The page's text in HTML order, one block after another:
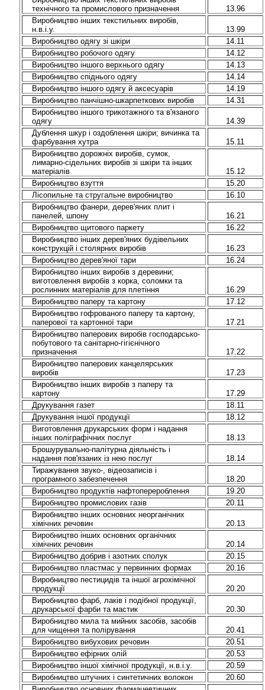
технічного та промислового призначення
13.96
Виробництво інших текстильних виробів,
н.в.і.у.
13.99
Виробництво одягу зі шкіри
14.11
Виробництво робочого одягу
14.12
Виробництво іншого верхнього одягу
14.13
Виробництво спіднього одягу
14.14
Виробництво іншого одягу й аксесуарів
14.19
Виробництво панчішно-шкарпеткових виробів
14.31
Виробництво іншого трикотажного та в'язаного
одягу
14.39
Дублення шкур і оздоблення шкіри; вичинка та
фарбування хутра
15.11
Виробництво дорожніх виробів, сумок,
лимарно-сідельних виробів зі шкіри та інших
матеріалів
15.12
Виробництво взуття
15.20
Лісопильне та стругальне виробництво
16.10
Виробництво фанери, дерев'яних плит і
панелей, шпону
16.21
Виробництво щитового паркету
16.22
Виробництво інших дерев'яних будівельних
конструкцій і столярних виробів
16.23
Виробництво дерев'яної тари
16.24
Виробництво інших виробів з деревини;
виготовлення виробів з корка, соломки та
рослинних матеріалів для плетіння
16.29
Виробництво паперу та картону
17.12
Виробництво гофрованого паперу та картону,
паперової та картонної тари
17.21
Виробництво паперових виробів господарсько-
побутового та санітарно-гігієнічного
призначення
17.22
Виробництво паперових канцелярських
виробів
17.23
Виробництво інших виробів з паперу та
картону
17.29
Друкування газет
18.11
Друкування іншої продукції
18.12
Виготовлення друкарських форм і надання
інших поліграфічних послуг
18.13
Брошурувально-палітурна діяльність і
надання пов'язаних із нею послуг
18.14
Тиражування звуко-, відеозаписів і
програмного забезпечення
18.20
Виробництво продуктів нафтоперероблення
19.20
Виробництво промислових газів
20.11
Виробництво інших основних неорганічних
хімічних речовин
20.13
Виробництво інших основних органічних
хімічних речовин
20.14
Виробництво добрив і азотних сполук
20.15
Виробництво пластмас у первинних формах
20.16
Виробництво пестицидів та іншої агрохімічної
продукції
20.20
Виробництво фарб, лаків і подібної продукції,
друкарської фарби та мастик
20.30
Виробництво мила та мийних засобів, засобів
для чищення та полірування
20.41
Виробництво вибухових речовин
20.51
Виробництво ефірних олій
20.53
Виробництво іншої хімічної продукції, н.в.і.у.
20.59
Виробництво штучних і синтетичних волокон
20.60